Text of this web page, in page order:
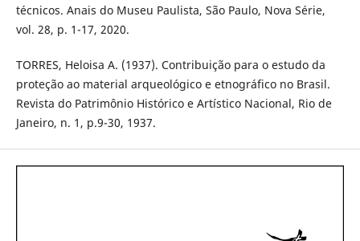
técnicos. Anais do Museu Paulista, São Paulo, Nova Série,
vol. 28, p. 1-17, 2020.
TORRES, Heloisa A. (1937). Contribuição para o estudo da
proteção ao material arqueológico e etnográfico no Brasil.
Revista do Patrimônio Histórico e Artístico Nacional, Rio de
Janeiro, n. 1, p.9-30, 1937.